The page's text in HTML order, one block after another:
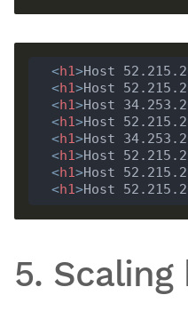
<h1>Host
<h1>Host
<h1>Host
<h1>Host
<h1>Host
<h1>Host
<h1>Host
<h1>Host
5.